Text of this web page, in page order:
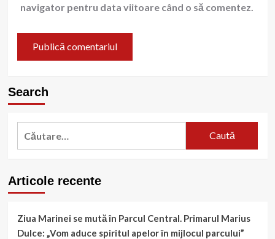
navigator pentru data viitoare când o să comentez.
Search
Articole recente
Ziua Marinei se mută în Parcul Central. Primarul Marius
Dulce: „Vom aduce spiritul apelor în mijlocul parcului”